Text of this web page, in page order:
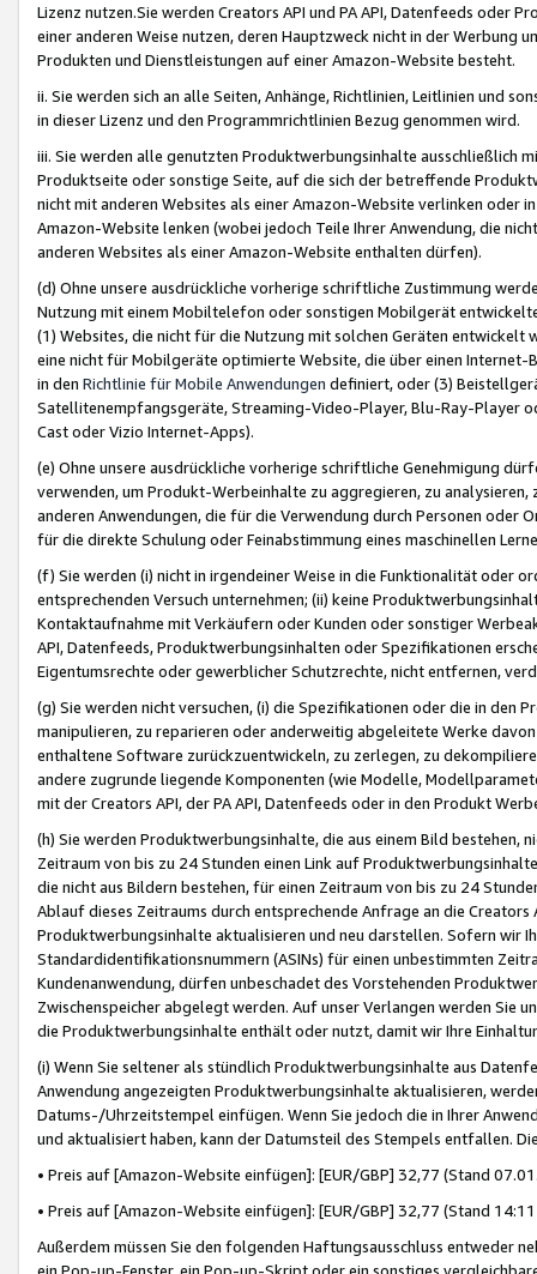
Lizenz nutzen.Sie werden Creators API und PA API, Datenfeeds oder
einer anderen Weise nutzen, deren Hauptzweck nicht in der Werbung
Produkten und Dienstleistungen auf einer Amazon-Website besteht.
ii. Sie werden sich an alle Seiten, Anhänge, Richtlinien, Leitlinien und
in dieser Lizenz und den Programmrichtlinien Bezug genommen wird.
iii. Sie werden alle genutzten Produktwerbungsinhalte ausschließlich
Produktseite oder sonstige Seite, auf die sich der betreffende
nicht mit anderen Websites als einer Amazon-Website verlinken oder
Amazon-Website lenken (wobei jedoch Teile Ihrer Anwendung, die
anderen Websites als einer Amazon-Website enthalten dürfen).
(d) Ohne unsere ausdrückliche vorherige schriftliche Zustimmung
Nutzung mit einem Mobiltelefon oder sonstigen Mobilgerät
(1) Websites, die nicht für die Nutzung mit solchen Geräten
eine nicht für Mobilgeräte optimierte Website, die über einen
in den Richtlinie für Mobile Anwendungen definiert, oder (3)
Satellitenempfangsgeräte, Streaming-Video-Player, Blu-Ray-Player
Cast oder Vizio Internet-Apps).
(e) Ohne unsere ausdrückliche vorherige schriftliche Genehmigung
verwenden, um Produkt-Werbeinhalte zu aggregieren, zu
anderen Anwendungen, die für die Verwendung durch Personen
für die direkte Schulung oder Feinabstimmung eines maschinellen
(f) Sie werden (i) nicht in irgendeiner Weise in die Funktionalität oder
entsprechenden Versuch unternehmen; (ii) keine
Kontaktaufnahme mit Verkäufern oder Kunden oder sonstiger
API, Datenfeeds, Produktwerbungsinhalten oder Spezifikationen
Eigentumsrechte oder gewerblicher Schutzrechte, nicht entfernen,
(g) Sie werden nicht versuchen, (i) die Spezifikationen oder die in
manipulieren, zu reparieren oder anderweitig abgeleitete Werke
enthaltene Software zurückzuentwickeln, zu zerlegen, zu
andere zugrunde liegende Komponenten (wie Modelle,
mit der Creators API, der PA API, Datenfeeds oder in den Produkt
(h) Sie werden Produktwerbungsinhalte, die aus einem Bild bestehen,
Zeitraum von bis zu 24 Stunden einen Link auf
die nicht aus Bildern bestehen, für einen Zeitraum von bis zu 24
Ablauf dieses Zeitraums durch entsprechende Anfrage an die
Produktwerbungsinhalte aktualisieren und neu darstellen. Sofern wir
Standardidentifikationsnummern (ASINs) für einen unbestimmten
Kundenanwendung, dürfen unbeschadet des Vorstehenden
Zwischenspeicher abgelegt werden. Auf unser Verlangen werden Sie
die Produktwerbungsinhalte enthält oder nutzt, damit wir Ihre
(i) Wenn Sie seltener als stündlich Produktwerbungsinhalte aus
Anwendung angezeigten Produktwerbungsinhalte aktualisieren,
Datums-/Uhrzeitstempel einfügen. Wenn Sie jedoch die in Ihrer
und aktualisiert haben, kann der Datumsteil des Stempels entfallen.
• Preis auf [Amazon-Website einfügen]: [EUR/GBP] 32,77 (Stand
• Preis auf [Amazon-Website einfügen]: [EUR/GBP] 32,77 (Stand
Außerdem müssen Sie den folgenden Haftungsausschluss entweder
ein Pop-up-Fenster, ein Pop-up-Skript oder ein sonstiges